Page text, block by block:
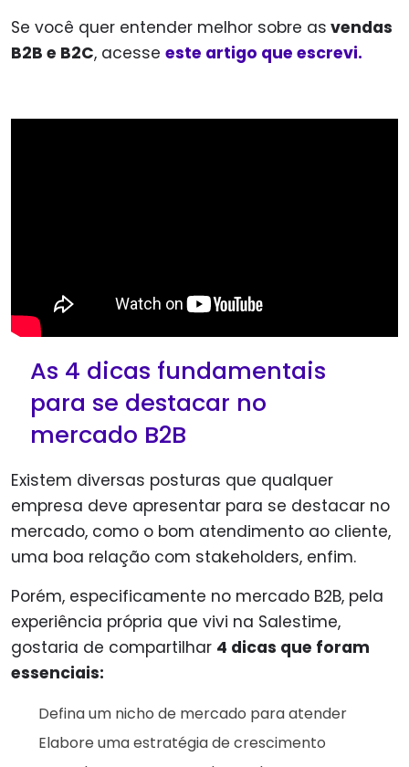
Se você quer entender melhor sobre as vendas
B2B e B2C, acesse este artigo que escrevi.
As 4 dicas fundamentais
para se destacar no
mercado B2B
Existem diversas posturas que qualquer
empresa deve apresentar para se destacar no
mercado, como o bom atendimento ao cliente,
uma boa relação com stakeholders, enfim.
Porém, especificamente no mercado B2B, pela
experiência própria que vivi na Salestime,
gostaria de compartilhar 4 dicas que foram
essenciais:
Defina um nicho de mercado para atender
Elabore uma estratégia de crescimento